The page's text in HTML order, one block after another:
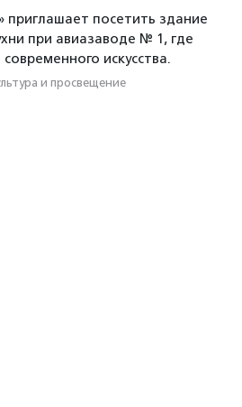
приглашает посетить здание
при авиазаводе № 1, где
искусства.
и просвещение